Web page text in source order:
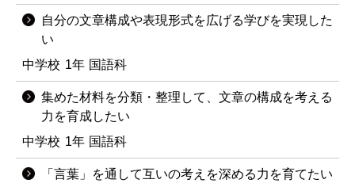
自分の文章構成や表現形式を広げる学びを実現した
い
中学校 1年 国語科
集めた材料を分類・整理して、文章の構成を考える
力を育成したい
中学校 1年 国語科
「言葉」を通して互いの考えを深める力を育てたい